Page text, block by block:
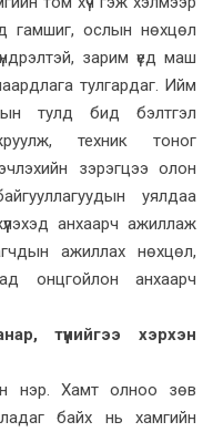
гамшиг, ослын нөхцөл
зарим үед маш
тулгардаг. Ийм
тулд бид бэлтгэл
техник тоног
зэрэгцээ олон
уялдаа
анхаарч ажиллаж
ажиллах нөхцөл,
онцгойлон анхаарч
түүнийгээ хэрхэн
нэр. Хамт олноо зөв
байх нь хамгийн